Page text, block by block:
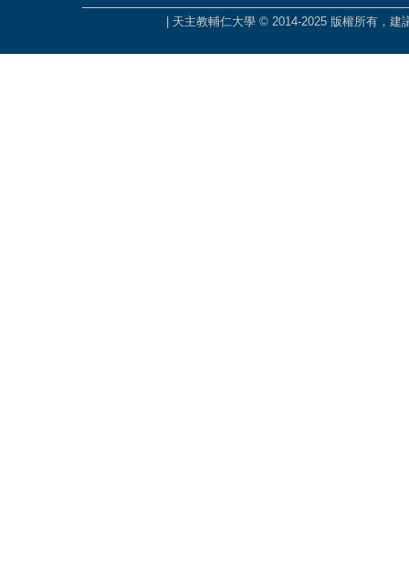
| 天主教輔仁大學 © 2014-2025 版權所有，